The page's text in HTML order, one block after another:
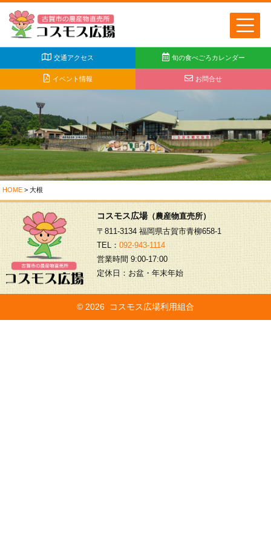
交通アクセス 旬の食べごろカレンダー
イベント情報 お問合せ
HOME > 大根
コスモス広場（農産物直売所）
〒811-3134 福岡県古賀市青柳658-1
TEL： 092-943-1114
営業時間 9:00-17:00
定休日：お盆・年末年始
© 2026 コスモス広場利用組合